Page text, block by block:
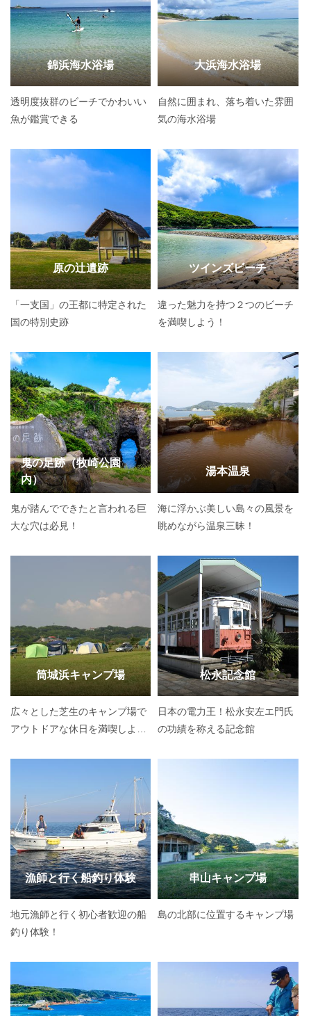
錦浜海水浴場
透明度抜群のビーチでかわいい
魚が鑑賞できる
大浜海水浴場
自然に囲まれ、落ち着いた雰囲
気の海水浴場
原の辻遺跡
「一支国」の王都に特定された
国の特別史跡
ツインズビーチ
違った魅力を持つ２つのビーチ
を満喫しよう！
鬼の足跡（牧崎公園
内）
鬼が踏んでできたと言われる巨
大な穴は必見！
湯本温泉
海に浮かぶ美しい島々の風景を
眺めながら温泉三昧！
筒城浜キャンプ場
広々とした芝生のキャンプ場で
アウトドアな休日を満喫しよ
松永記念館
日本の電力王！松永安左エ門氏
の功績を称える記念館
漁師と行く船釣り体験
地元漁師と行く初心者歓迎の船
釣り体験！
串山キャンプ場
島の北部に位置するキャンプ場